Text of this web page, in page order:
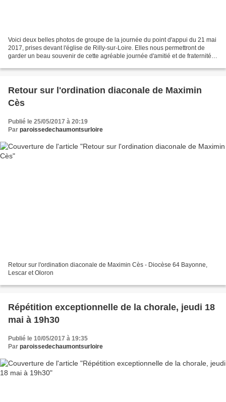
Voici deux belles photos de groupe de la journée du point d'appui du 21 mai
2017, prises devant l'église de Rilly-sur-Loire. Elles nous permettront de
garder un beau souvenir de cette agréable journée d'amitié et de fraternité,
Retour sur l'ordination diaconale de Maximin
Cès
Publié le 25/05/2017 à 20:19
Par paroissedechaumontsurloire
Retour sur l'ordination diaconale de Maximin Cès - Diocèse 64 Bayonne,
Lescar et Oloron
Répétition exceptionnelle de la chorale, jeudi 18
mai à 19h30
Publié le 10/05/2017 à 19:35
Par paroissedechaumontsurloire